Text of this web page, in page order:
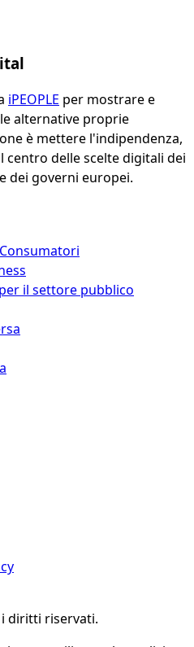
iPEOPLE per mostrare e
alternative proprie
è mettere l'indipendenza,
centro delle scelte digitali dei
dei governi europei.
il settore pubblico
diritti riservati.